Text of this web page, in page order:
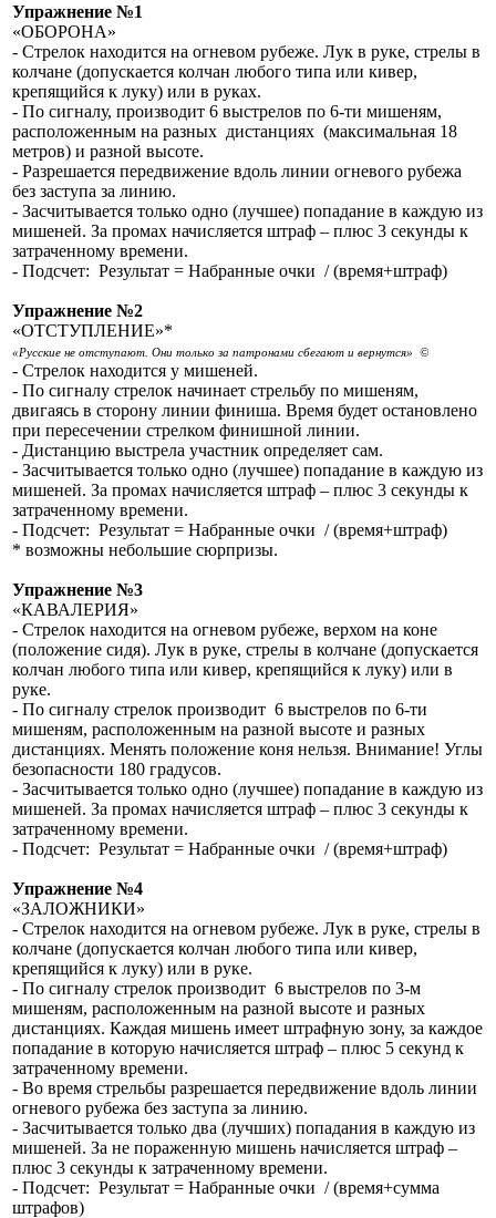
Упражнение №1
«ОБОРОНА»
- Стрелок находится на огневом рубеже. Лук в руке, стрелы в
колчане (допускается колчан любого типа или кивер,
крепящийся к луку) или в руках.
- По сигналу, производит 6 выстрелов по 6-ти мишеням,
расположенным на разных дистанциях (максимальная 18
метров) и разной высоте.
- Разрешается передвижение вдоль линии огневого рубежа
без заступа за линию.
- Засчитывается только одно (лучшее) попадание в каждую из
мишеней. За промах начисляется штраф – плюс 3 секунды к
затраченному времени.
- Подсчет: Результат = Набранные очки / (время+штраф)
Упражнение №2
«ОТСТУПЛЕНИЕ»*
«Русские не отступают. Они только за патронами сбегают и вернутся» ©
- Стрелок находится у мишеней.
- По сигналу стрелок начинает стрельбу по мишеням,
двигаясь в сторону линии финиша. Время будет остановлено
при пересечении стрелком финишной линии.
- Дистанцию выстрела участник определяет сам.
- Засчитывается только одно (лучшее) попадание в каждую из
мишеней. За промах начисляется штраф – плюс 3 секунды к
затраченному времени.
- Подсчет: Результат = Набранные очки / (время+штраф)
* возможны небольшие сюрпризы.
Упражнение №3
«КАВАЛЕРИЯ»
- Стрелок находится на огневом рубеже, верхом на коне
(положение сидя). Лук в руке, стрелы в колчане (допускается
колчан любого типа или кивер, крепящийся к луку) или в
руке.
- По сигналу стрелок производит 6 выстрелов по 6-ти
мишеням, расположенным на разной высоте и разных
дистанциях. Менять положение коня нельзя. Внимание! Углы
безопасности 180 градусов.
- Засчитывается только одно (лучшее) попадание в каждую из
мишеней. За промах начисляется штраф – плюс 3 секунды к
затраченному времени.
- Подсчет: Результат = Набранные очки / (время+штраф)
Упражнение №4
«ЗАЛОЖНИКИ»
- Стрелок находится на огневом рубеже. Лук в руке, стрелы в
колчане (допускается колчан любого типа или кивер,
крепящийся к луку) или в руке.
- По сигналу стрелок производит 6 выстрелов по 3-м
мишеням, расположенным на разной высоте и разных
дистанциях. Каждая мишень имеет штрафную зону, за каждое
попадание в которую начисляется штраф – плюс 5 секунд к
затраченному времени.
- Во время стрельбы разрешается передвижение вдоль линии
огневого рубежа без заступа за линию.
- Засчитывается только два (лучших) попадания в каждую из
мишеней. За не пораженную мишень начисляется штраф –
плюс 3 секунды к затраченному времени.
- Подсчет: Результат = Набранные очки / (время+сумма
штрафов)